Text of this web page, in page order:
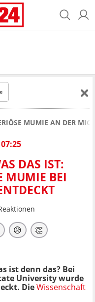
MUMIE AN DER
DAS IST: G
BEI B
😥 👏
ist denn das? Bei
University wurde
DieWissenschaft